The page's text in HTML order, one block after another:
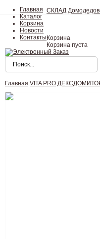
Главная
Каталог
Корзина
Новости
Контакты
СКЛАД
Корзина
Корзина пуста
Главная VITA PRO ДЕКСДОМИТОР